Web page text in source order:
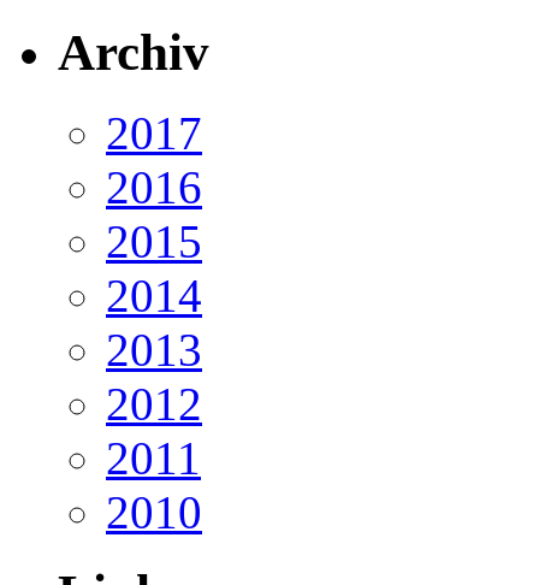
Archiv
2017
2016
2015
2014
2013
2012
2011
2010